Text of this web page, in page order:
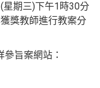
期三)下午1時30分
獎教師進行教案分
旨案網站：